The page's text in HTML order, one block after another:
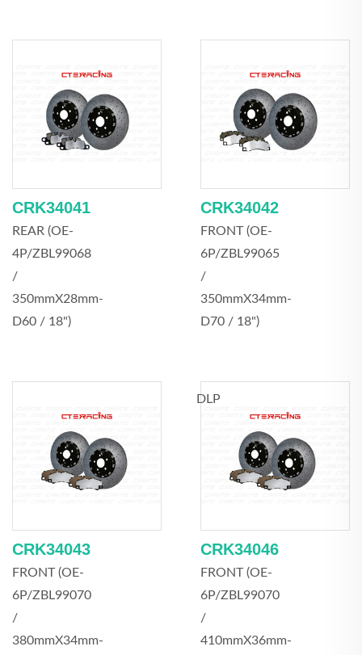
CRK34041
REAR (OE-
4P/ZBL99068
/
350mmX28mm-
D60 / 18")
CRK34042
FRONT (OE-
6P/ZBL99065
/
350mmX34mm-
D70 / 18")
CRK34043
FRONT (OE-
6P/ZBL99070
/
380mmX34mm-
CRK34046
FRONT (OE-
6P/ZBL99070
/
410mmX36mm-
DLP